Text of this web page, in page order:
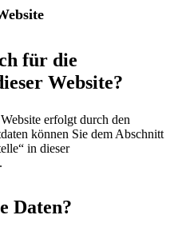
für die
Website?
erfolgt durch den
können Sie dem Abschnitt
in dieser
Daten?